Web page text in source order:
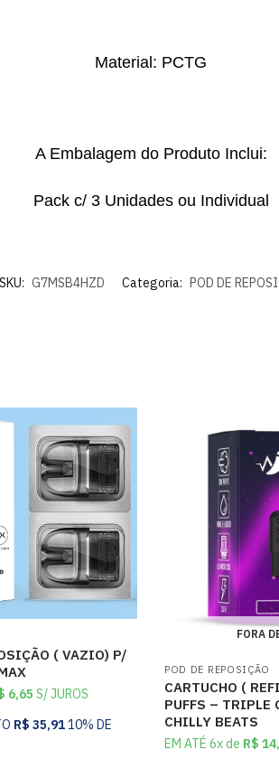
Material: PCTG
A Embalagem do Produto Inclui:
Pack c/ 3 Unidades ou Individual
SKU: G7MSB4HZD Categoria: POD DE
( VAZIO) P/
6,65 S/ JUROS
R$ 35,9110% DE
FORA
POD DE REPOSIÇÃO
CARTUCHO (
PUFFS – TRIPLE
CHILLY BEATS
EM ATÉ 6x de R$